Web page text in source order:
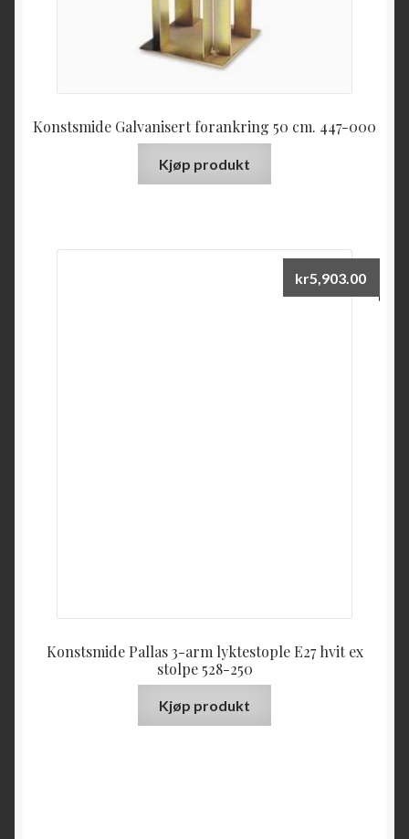
Konstsmide Galvanisert forankring 50 cm. 447-000
Kjøp produkt
Konstsmide Pallas 3-arm lyktestople E27 hvit ex
stolpe 528-250
kr5,903.00
Kjøp produkt